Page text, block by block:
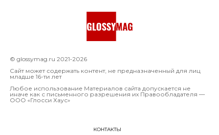
© glossymag.ru 2021-2026
Сайт может содержать контент, не предназначенный для лиц
младше 16-ти лет
Любое использование Материалов сайта допускается не
иначе как с письменного разрешения их Правообладателя —
OOO «Глосси Хаус»
КОНТАКТЫ